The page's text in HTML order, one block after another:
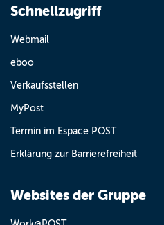
Schnellzugriff
Webmail
eboo
Verkaufsstellen
MyPost
Termin im Espace POST
Erklärung zur Barrierefreiheit
Websites der Gruppe